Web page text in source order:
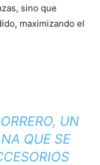
sino que
maximizando el
UN
QUE SE